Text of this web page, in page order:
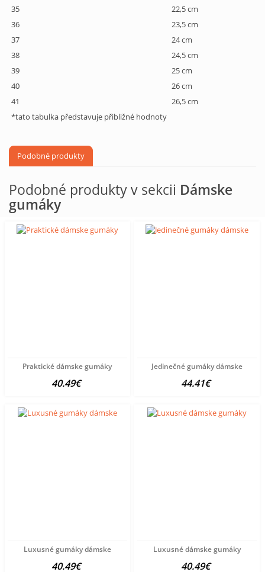
35
22,5 cm
36
23,5 cm
37
24 cm
38
24,5 cm
39
25 cm
40
26 cm
41
26,5 cm
*tato tabulka představuje přibližné hodnoty
Podobné produkty
Podobné produkty v sekcii Dámske
gumáky
Praktické dámske gumáky
40.49€
Jedinečné gumáky dámske
44.41€
Luxusné gumáky dámske
40.49€
Luxusné dámske gumáky
40.49€